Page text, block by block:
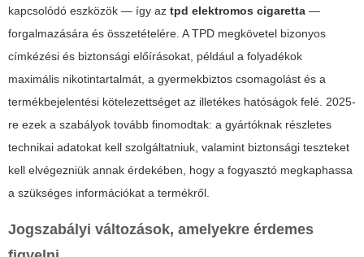
kapcsolódó eszközök — így az tpd elektromos cigaretta —
forgalmazására és összetételére. A TPD megkövetel bizonyos
címkézési és biztonsági előírásokat, például a folyadékok
maximális nikotintartalmát, a gyermekbiztos csomagolást és a
termékbejelentési kötelezettséget az illetékes hatóságok felé. 2025-
re ezek a szabályok tovább finomodtak: a gyártóknak részletes
technikai adatokat kell szolgáltatniuk, valamint biztonsági teszteket
kell elvégezniük annak érdekében, hogy a fogyasztó megkaphassa
a szükséges információkat a termékről.
Jogszabályi változások, amelyekre érdemes